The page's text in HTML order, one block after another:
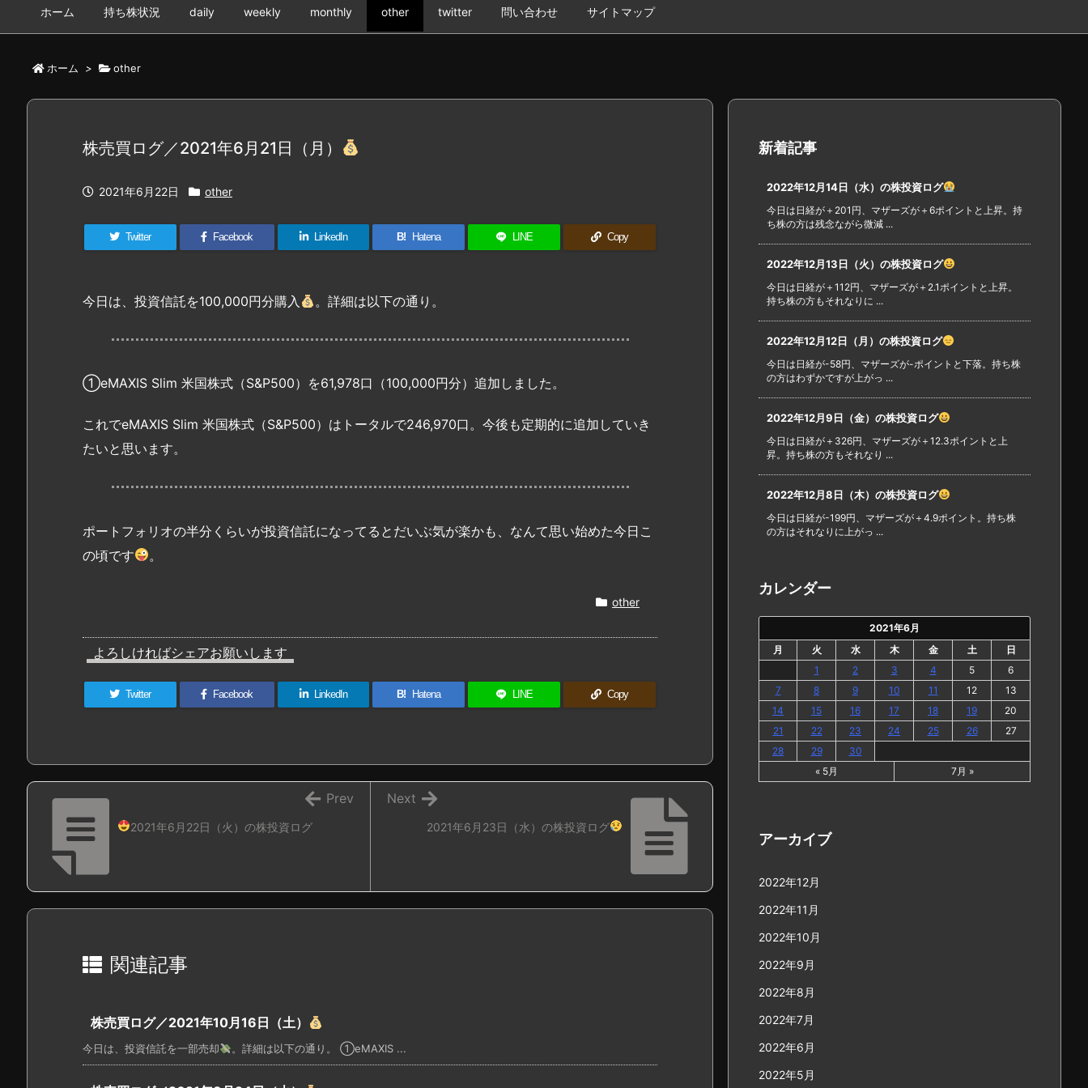
ホーム 持ち株状況 daily weekly monthly other twitter 問い合わせ サイトマップ
ホーム > other
株売買ログ／2021年6月21日（月）
2021年6月22日 other
Twitter Facebook LinkedIn B! Hatena LINE Copy
今日は、投資信託を100,000円分購入 。詳細は以下の通り。
①eMAXIS Slim 米国株式（S&P500）を61,978口（100,000円分）追加しました。
これでeMAXIS Slim 米国株式（S&P500）はトータルで246,970口。今後も定期的に追加していき
たいと思います。
ポートフォリオの半分くらいが投資信託になってるとだいぶ気が楽かも、なんて思い始めた今日こ
の頃です
。
other
よろしければシェアお願いします
Twitter Facebook LinkedIn B! Hatena LINE Copy
2021年6月23日（水）の株投資ログ
Next
2021年6月22日（火）の株投資ログ
Prev
関連記事
株売買ログ／2021年10月16日（土）
今日は、投資信託を一部売却 。詳細は以下の通り。 ①eMAXIS ...
新着記事
2022年12月14日（水）の株投資ログ
今日は日経が＋201円、マザーズが＋6ポイントと上昇。持
ち株の方は残念ながら微減 ...
2022年12月13日（火）の株投資ログ
今日は日経が＋112円、マザーズが＋2.1ポイントと上昇。
持ち株の方もそれなりに ...
2022年12月12日（月）の株投資ログ
今日は日経が-58円、マザーズが-ポイントと下落。持ち株
の方はわずかですが上がっ ...
2022年12月9日（金）の株投資ログ
今日は日経が＋326円、マザーズが＋12.3ポイントと上
昇。持ち株の方もそれなり ...
2022年12月8日（木）の株投資ログ
今日は日経が-199円、マザーズが＋4.9ポイント。持ち株
の方はそれなりに上がっ ...
カレンダー
2021年6月
月
火 水 木 金 土
日
1
2 3 4 5
6
7
8 9 10 11 12
13
14
15 16 17 18 19
20
21
22 23 24 25 26
27
28
29
30
« 5月
7月 »
アーカイブ
2022年12月
2022年11月
2022年10月
2022年9月
2022年8月
2022年7月
2022年6月
2022年5月